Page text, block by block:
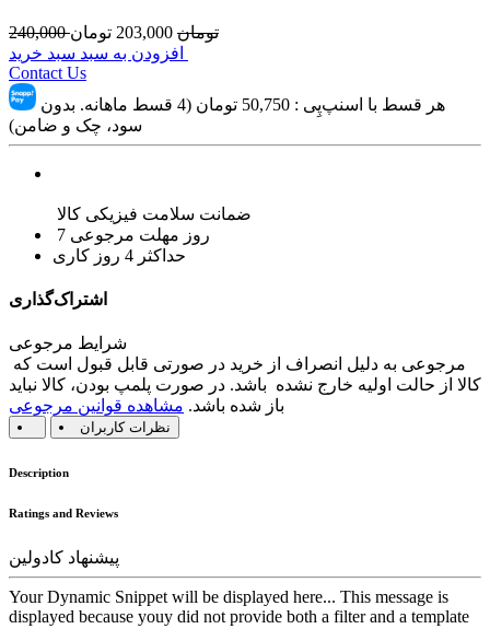
240,000 تومان 203,000 تومان
Contact Us
هر قسط با اسنپ‌پِی : 50,750
تومان (4 قسط ماهانه. بدون
سود، چک و ضامن)
ضمانت سلامت فیزیکی کالا
7 روز مهلت مرجوعی
حداکثر 4 روز کاری
اشتراک‌گذاری
شرایط مرجوعی
کالا از حالت اولیه خارج نشده باشد. در صورت پلمپ بودن، کالا نباید
باز شده باشد. مشاهده قوانین مرجوعی
نظرات کاربران
Description
Ratings and Reviews
پیشنهاد کادولین
Your Dynamic Snippet will be displayed here... This message is
displayed because youy did not provide both a filter and a template